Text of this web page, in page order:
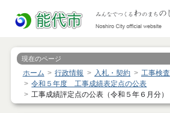
現在のページ
ホーム 行政情報 入札・契約
工事検査
令和５年度 工事成績表定点の公表
工事成績評定点の公表（令和５年６月分）